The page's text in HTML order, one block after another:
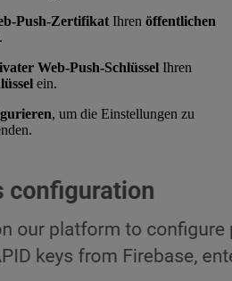
Push-Zertifikat Ihren öffentlichen
Web-Push-Schlüssel Ihren
ein.
, um die Einstellungen zu